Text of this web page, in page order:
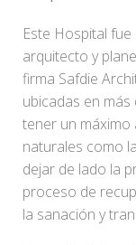
Este Hospital
arquitecto y
firma Safdie
ubicadas en
tener un
naturales como
dejar de lado la
proceso de
la sanación y